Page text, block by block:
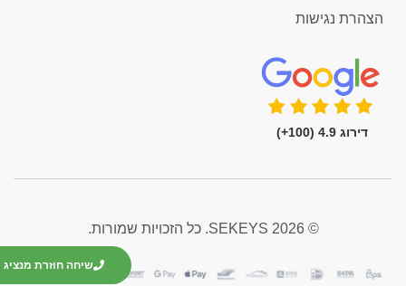
שיחה חוזרת מנציג
הצהרת נגישות
דירוג 4.9 (100+)
© 2026 SEKEYS. כל הזכויות שמורות.